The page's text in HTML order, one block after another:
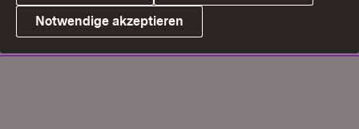
Notwendige akzeptieren